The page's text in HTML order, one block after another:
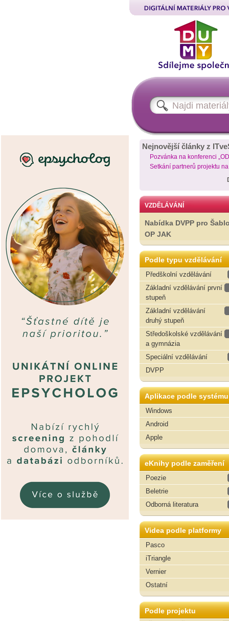
Nejnovější články z
Pozvánka na konferenci
Setkání partnerů projektu
VZDĚLÁVÁNÍ
Nabídka DVPP pro
OP JAK
Podle typu vzdělávání
Předškolní vzdělávání
Základní vzdělávání první
stupeň
Základní vzdělávání
druhý stupeň
Středoškolské vzdělávání
a gymnázia
Speciální vzdělávání
DVPP
Aplikace podle systému
Windows
Android
Apple
eKnihy podle zaměření
Poezie
Beletrie
Odborná literatura
Videa podle platformy
Pasco
iTriangle
Vernier
Ostatní
Podle projektu